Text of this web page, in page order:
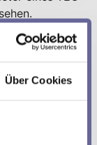
Über Cookies